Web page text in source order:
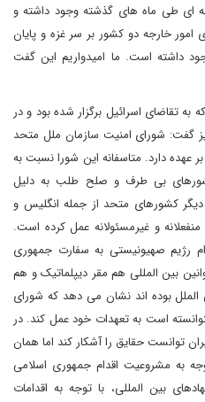
ای طی ماه های گذشته وجود داشته و
خارجه دو کشور بر سر غزه و پایان
داشته است. ما امیدواریم این گفت
تقاضای اسرائیل برگزار شده بود و در
گفت: شورای امنیت سازمان ملل متحد
عهده دارد. متاسفانه این شورا نسبت به
بی طرف و صلح طلب به دلیل
کشورهای متحد از جمله انگلیس و
و غیرمسئولانه عمل کرده است.
رژیم صهیونیستی به سفارت جمهوری
بین المللی هم مقر دیپلماتیک و هم
بوده اند نشان می دهد که شورای
است به تعهدات خود عمل کند. در
توانست حقایق را آشکار کند اما همان
به مشروعیت اقدام جمهوری اسلامی
بین المللی، با توجه به اقدامات